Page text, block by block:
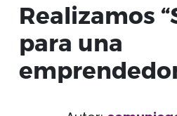
Realizamos
para una